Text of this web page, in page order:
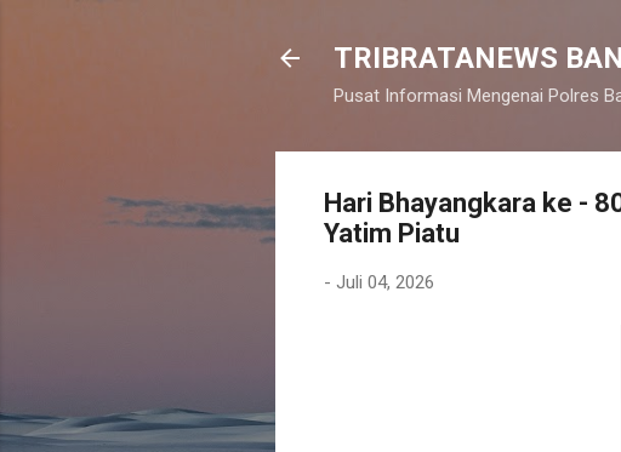
TRIBRATANEWS
Pusat Informasi Mengenai Polres
Hari Bhayangkara ke -
Yatim Piatu
- Juli 04, 2026